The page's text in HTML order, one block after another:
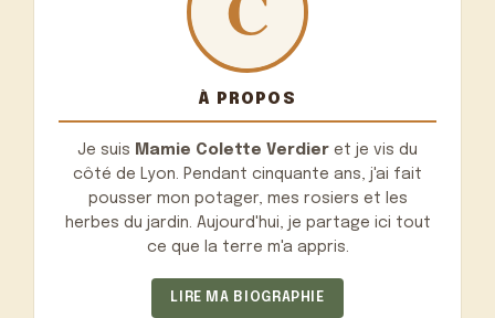
À PROPOS
Je suis Mamie Colette Verdier et je vis du
côté de Lyon. Pendant cinquante ans, j'ai fait
pousser mon potager, mes rosiers et les
herbes du jardin. Aujourd'hui, je partage ici tout
ce que la terre m'a appris.
LIRE MA BIOGRAPHIE